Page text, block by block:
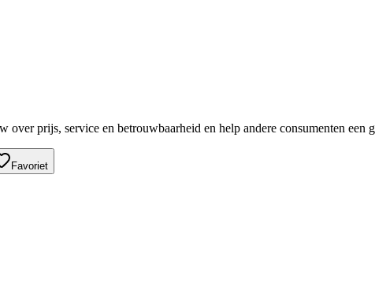
prijs, service en betrouwbaarheid en help andere consumenten een
Favoriet